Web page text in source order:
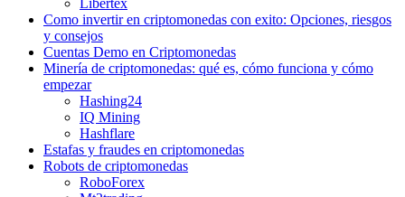
Libertex
Como invertir en criptomonedas con exito: Opciones, riesgos
y consejos
Cuentas Demo en Criptomonedas
Minería de criptomonedas: qué es, cómo funciona y cómo
empezar
Hashing24
IQ Mining
Hashflare
Estafas y fraudes en criptomonedas
Robots de criptomonedas
RoboForex